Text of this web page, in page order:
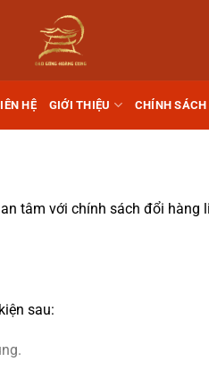
HỆ GIỚI THIỆU CHÍNH SÁCH
tâm với chính sách đổi
sau: